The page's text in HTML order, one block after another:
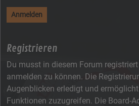
Registrieren
Du musst in diesem Forum
anmelden zu können. Die
Augenblicken erledigt und
Funktionen zuzugreifen. Die Board-